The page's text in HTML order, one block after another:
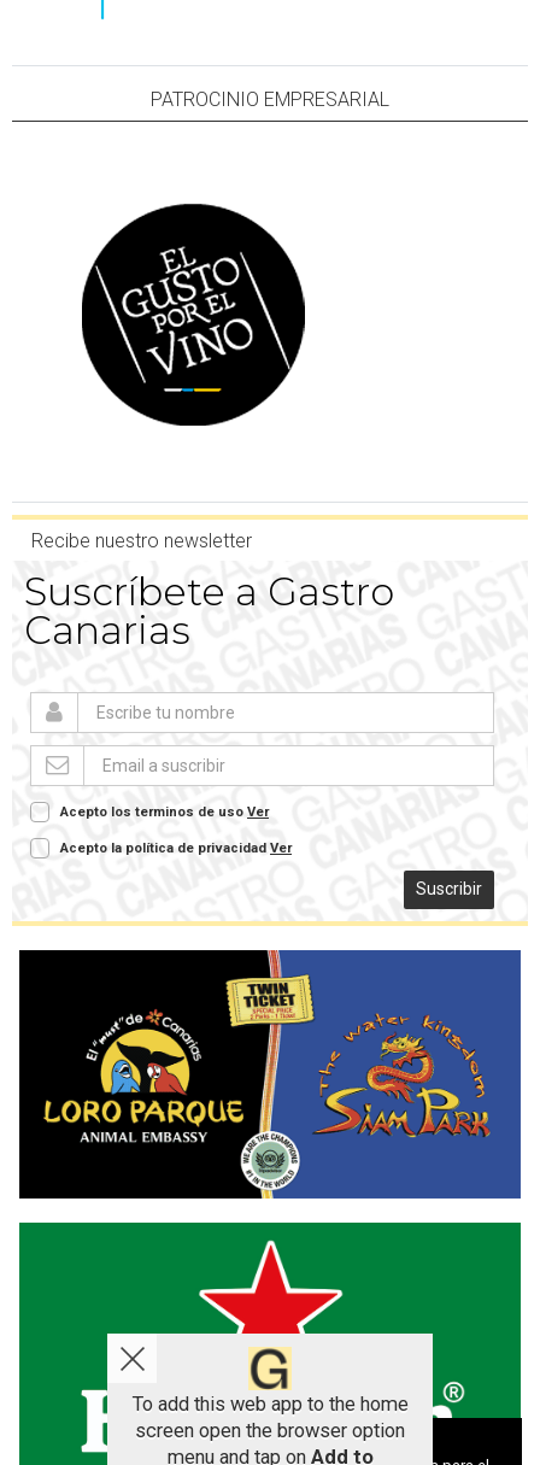
PATROCINIO EMPRESARIAL
Recibe nuestro newsletter
Suscríbete a Gastro
Canarias
Acepto los terminos de uso Ver
Acepto la política de privacidad Ver
Suscribir
To add this web app to the home
screen open the browser option
menu and tap on Add to
Aviso sobre el Uso de cookies: